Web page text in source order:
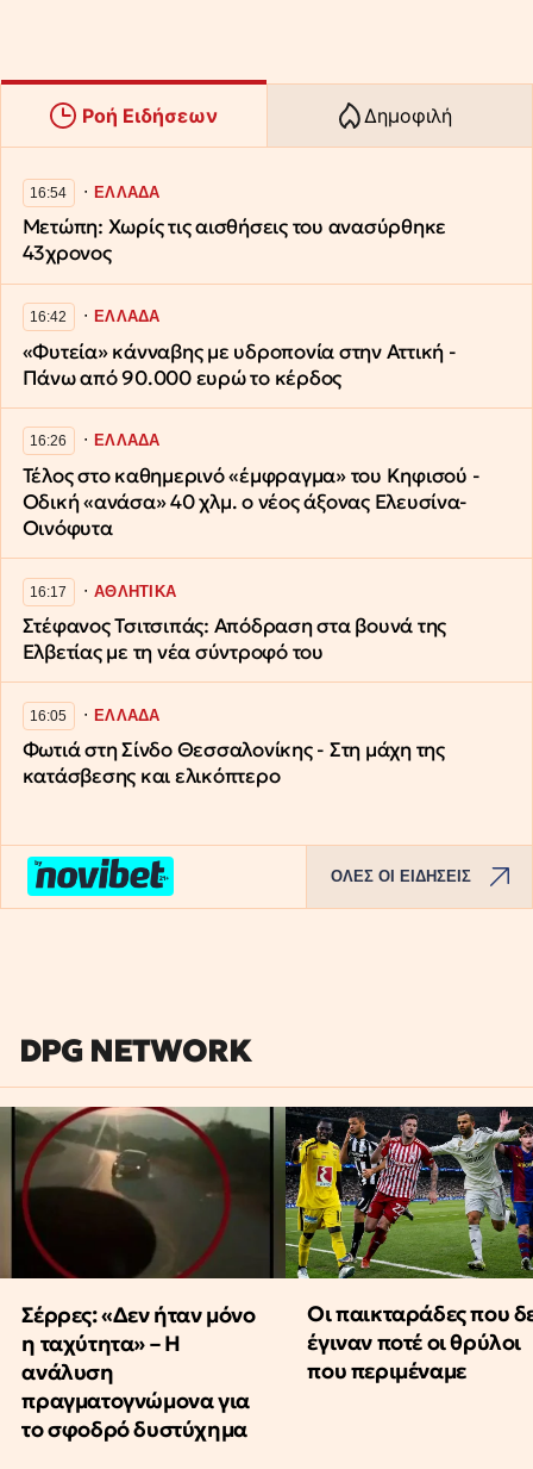
Ροή Ειδήσεων Δημοφιλή
16:54 ∙ΕΛΛΑΔΑ
Μετώπη: Χωρίς τις αισθήσεις του ανασύρθηκε
43χρονος
16:42 ∙ΕΛΛΑΔΑ
«Φυτεία» κάνναβης με υδροπονία στην Αττική -
Πάνω από 90.000 ευρώ το κέρδος
16:26 ∙ΕΛΛΑΔΑ
Τέλος στο καθημερινό «έμφραγμα» του Κηφισού -
Οδική «ανάσα» 40 χλμ. ο νέος άξονας Ελευσίνα-
Οινόφυτα
16:17 ∙ΑΘΛΗΤΙΚΑ
Στέφανος Τσιτσιπάς: Απόδραση στα βουνά της
Ελβετίας με τη νέα σύντροφό του
16:05 ∙ΕΛΛΑΔΑ
Φωτιά στη Σίνδο Θεσσαλονίκης - Στη μάχη της
κατάσβεσης και ελικόπτερο
ΟΛΕΣ ΟΙ ΕΙΔΗΣΕΙΣ
DPG NETWORK
Σέρρες: «Δεν ήταν μόνο
η ταχύτητα» – Η
ανάλυση
πραγματογνώμονα για
το σφοδρό δυστύχημα
Οι παικταράδες που
έγιναν ποτέ οι θρύλοι
που περιμέναμε